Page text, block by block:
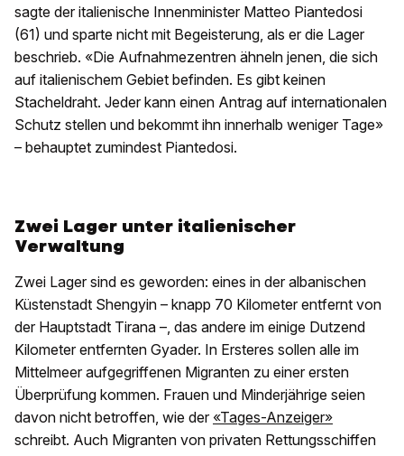
sagte der italienische Innenminister Matteo Piantedosi
(61) und sparte nicht mit Begeisterung, als er die Lager
beschrieb. «Die Aufnahmezentren ähneln jenen, die sich
auf italienischem Gebiet befinden. Es gibt keinen
Stacheldraht. Jeder kann einen Antrag auf internationalen
Schutz stellen und bekommt ihn innerhalb weniger Tage»
– behauptet zumindest Piantedosi.
Zwei Lager unter italienischer
Verwaltung
Zwei Lager sind es geworden: eines in der albanischen
Küstenstadt Shengyin – knapp 70 Kilometer entfernt von
der Hauptstadt Tirana –, das andere im einige Dutzend
Kilometer entfernten Gyader. In Ersteres sollen alle im
Mittelmeer aufgegriffenen Migranten zu einer ersten
Überprüfung kommen. Frauen und Minderjährige seien
davon nicht betroffen, wie der «Tages-Anzeiger»
schreibt. Auch Migranten von privaten Rettungsschiffen